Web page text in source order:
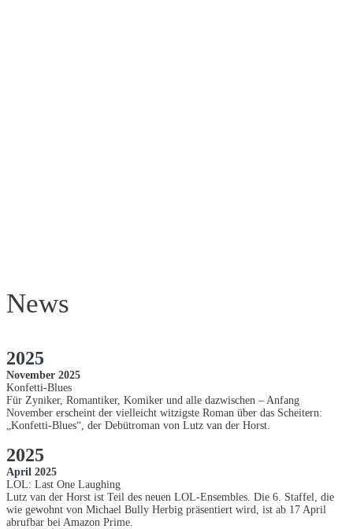
News
2025
November 2025
Konfetti-Blues
Für Zyniker, Romantiker, Komiker und alle dazwischen – Anfang
November erscheint der vielleicht witzigste Roman über das Scheitern:
„Konfetti-Blues“, der Debütroman von Lutz van der Horst.
2025
April 2025
LOL: Last One Laughing
Lutz van der Horst ist Teil des neuen LOL-Ensembles. Die 6. Staffel, die
wie gewohnt von Michael Bully Herbig präsentiert wird, ist ab 17 April
abrufbar bei Amazon Prime.